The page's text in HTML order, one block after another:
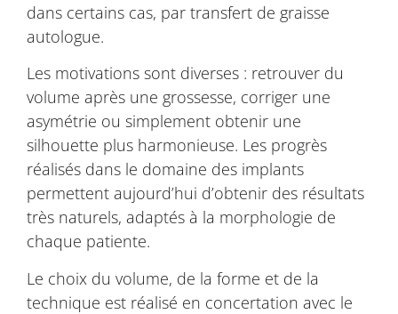
dans certains cas, par transfert de graisse
autologue.
Les motivations sont diverses : retrouver du
volume après une grossesse, corriger une
asymétrie ou simplement obtenir une
silhouette plus harmonieuse. Les progrès
réalisés dans le domaine des implants
permettent aujourd’hui d’obtenir des résultats
très naturels, adaptés à la morphologie de
chaque patiente.
Le choix du volume, de la forme et de la
technique est réalisé en concertation avec le